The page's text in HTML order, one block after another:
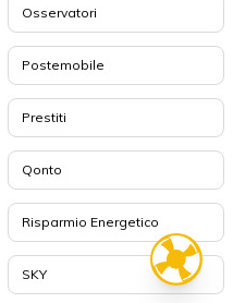
Osservatori
Postemobile
Prestiti
Qonto
Risparmio Energetico
SKY